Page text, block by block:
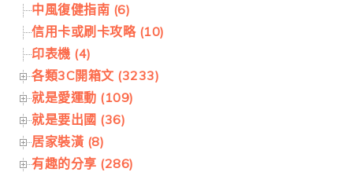
中風復健指南 (6)
信用卡或刷卡攻略 (10)
印表機 (4)
各類3C開箱文 (3233)
就是愛運動 (109)
就是要出國 (36)
居家裝潢 (8)
有趣的分享 (286)